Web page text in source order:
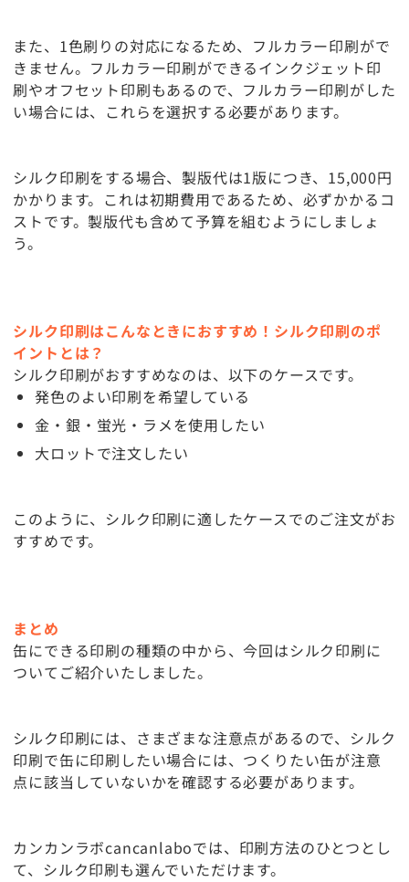
また、1色刷りの対応になるため、フルカラー印刷がで
きません。フルカラー印刷ができるインクジェット印
刷やオフセット印刷もあるので、フルカラー印刷がした
い場合には、これらを選択する必要があります。
シルク印刷をする場合、製版代は1版につき、15,000円
かかります。これは初期費用であるため、必ずかかるコ
ストです。製版代も含めて予算を組むようにしましょ
う。
シルク印刷はこんなときにおすすめ！シルク印刷のポ
イントとは？
シルク印刷がおすすめなのは、以下のケースです。
発色のよい印刷を希望している
金・銀・蛍光・ラメを使用したい
大ロットで注文したい
このように、シルク印刷に適したケースでのご注文がお
すすめです。
まとめ
缶にできる印刷の種類の中から、今回はシルク印刷に
ついてご紹介いたしました。
シルク印刷には、さまざまな注意点があるので、シルク
印刷で缶に印刷したい場合には、つくりたい缶が注意
点に該当していないかを確認する必要があります。
カンカンラボcancanlaboでは、印刷方法のひとつとし
て、シルク印刷も選んでいただけます。